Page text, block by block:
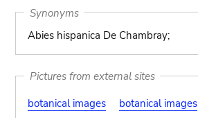
Synonyms
Abies hispanica De Chambray;
Pictures from external sites
botanical images
botanical images